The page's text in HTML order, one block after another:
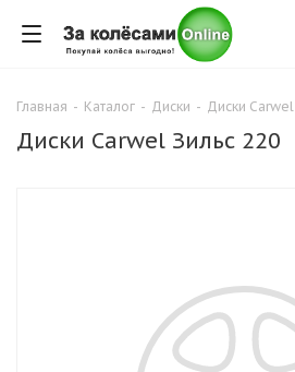
Главная - Каталог - Диски - Диски Carwel
Диски Carwel Зильс 220